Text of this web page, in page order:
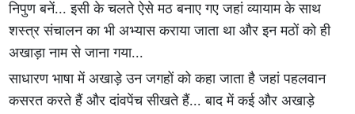
निपुण बनें... इसी के चलते ऐसे मठ बनाए गए जहां व्यायाम के साथ
शस्त्र संचालन का भी अभ्यास कराया जाता था और इन मठों को ही
अखाड़ा नाम से जाना गया...
साधारण भाषा में अखाड़े उन जगहों को कहा जाता है जहां पहलवान
कसरत करते हैं और दांवपेंच सीखते हैं... बाद में कई और अखाड़े